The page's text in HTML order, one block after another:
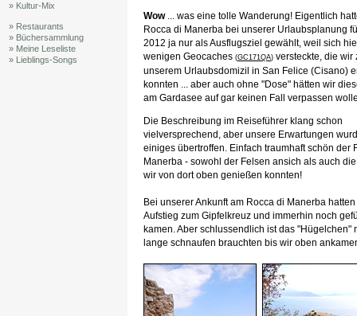
» Kultur-Mix
» Restaurants
» Büchersammlung
» Meine Leseliste
» Lieblings-Songs
Wow... was eine tolle Wanderung! Eigentlich
Rocca di Manerba bei unserer Urlaubsplanung
2012 ja nur als Ausflugsziel gewählt, weil sich
wenigen Geocaches (GC171QA) versteckte, die wir
unserem Urlaubsdomizil in San Felice (Cisano)
konnten ... aber auch ohne "Dose" hätten wir
am Gardasee auf gar keinen Fall verpassen
Die Beschreibung im Reiseführer klang schon
vielversprechend, aber unsere Erwartungen
einiges übertroffen. Einfach traumhaft schön der
Manerba - sowohl der Felsen ansich als auch
wir von dort oben genießen konnten!
Bei unserer Ankunft am Rocca di Manerba
Aufstieg zum Gipfelkreuz und immerhin noch
kamen. Aber schlussendlich ist das "Hügelchen"
lange schnaufen brauchten bis wir oben